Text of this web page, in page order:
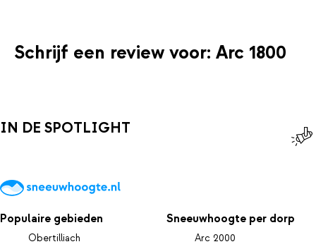
Schrijf een review voor: Arc 1800
IN DE SPOTLIGHT
Populaire gebieden
Obertilliach
Sneeuwhoogte per dorp
Arc 2000